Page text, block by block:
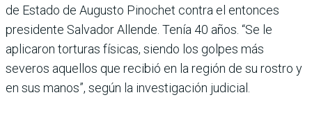
de Estado de Augusto Pinochet contra el entonces
presidente Salvador Allende. Tenía 40 años. “Se le
aplicaron torturas físicas, siendo los golpes más
severos aquellos que recibió en la región de su rostro y
en sus manos”, según la investigación judicial.